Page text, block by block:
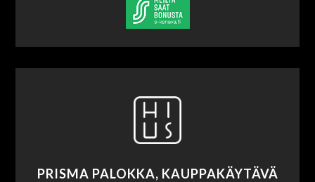
PRISMA PALOKKA, KAUPPAKÄYTÄVÄ